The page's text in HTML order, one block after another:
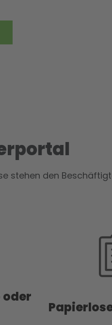
stehen den
oder